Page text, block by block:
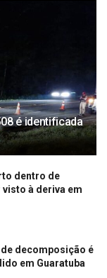
é identificada
dentro de
à deriva em
decomposição é
em Guaratuba